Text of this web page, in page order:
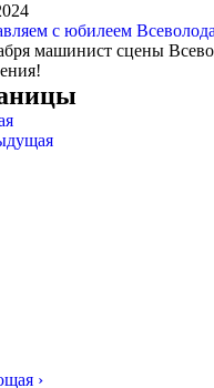
с юбилеем
машинист сцены
›